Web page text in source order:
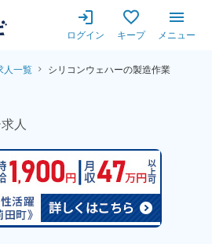
ログイン キープ メニュー
人一覧 シリコンウェハーの製造作業
ェハーの製造作
人